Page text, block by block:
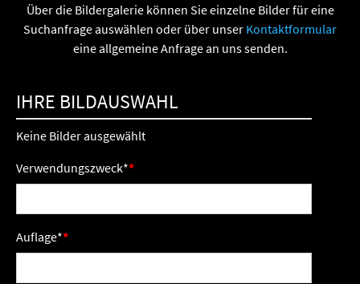
Über die Bildergalerie können Sie einzelne Bilder für eine
Suchanfrage auswählen oder über unser Kontaktformular
eine allgemeine Anfrage an uns senden.
IHRE BILDAUSWAHL
Keine Bilder ausgewählt
Verwendungszweck*
Auflage*